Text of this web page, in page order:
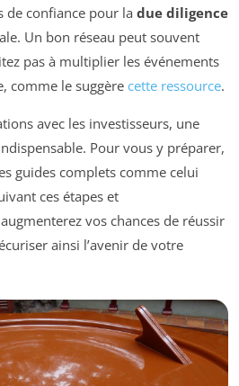
de confiance pour la due diligence
Un bon réseau peut souvent
pas à multiplier les événements
comme le suggère cette ressource.
avec les investisseurs, une
Pour vous y préparer,
guides complets comme celui
ces étapes et
vos chances de réussir
ainsi l’avenir de votre